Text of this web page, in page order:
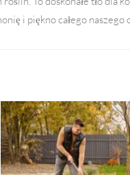
i piękno całego naszego